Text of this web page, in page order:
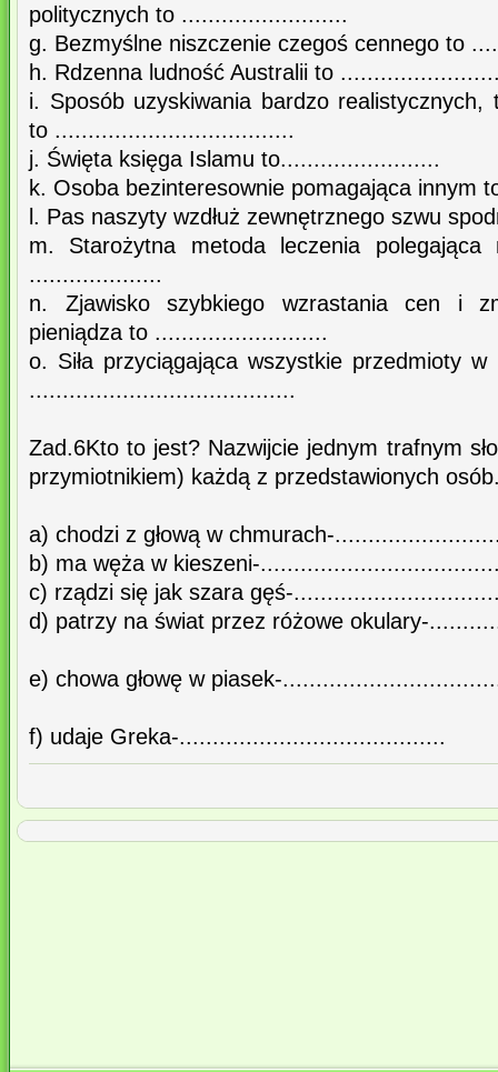
politycznych to .........................
g. Bezmyślne niszczenie czegoś cennego to
h. Rdzenna ludność Australii to
i. Sposób uzyskiwania bardzo realistycznych,
to ....................................
j. Święta księga Islamu to........................
k. Osoba bezinteresownie pomagająca innym
l. Pas naszyty wzdłuż zewnętrznego szwu
m. Starożytna metoda leczenia polegająca
....................
n. Zjawisko szybkiego wzrastania cen i
pieniądza to ..........................
o. Siła przyciągająca wszystkie przedmioty
........................................
Zad.6Kto to jest? Nazwijcie jednym trafnym
przymiotnikiem) każdą z przedstawionych
a) chodzi z głową w chmurach-
b) ma węża w kieszeni-
c) rządzi się jak szara gęś-
d) patrzy na świat przez różowe okulary-
e) chowa głowę w piasek-
f) udaje Greka-........................................